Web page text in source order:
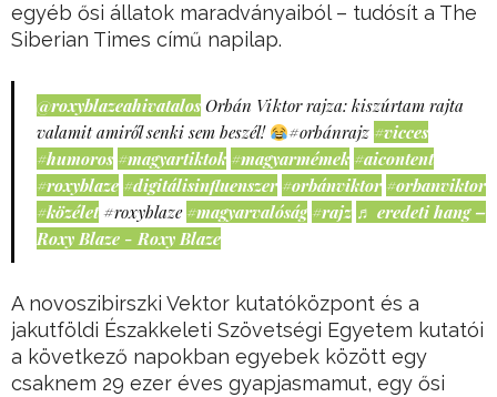
egyéb ősi állatok maradványaiból – tudósít a The
Siberian Times című napilap.
@roxyblazeahivatalos Orbán Viktor rajza: kiszúrtam rajta
valamit amiről senki sem beszél!
#orbánrajz #vicces
#humoros #magyartiktok #magyarmémek #aicontent
#roxyblaze #digitálisinfluenszer #orbánviktor #orbanviktor
#közélet #roxyblaze #magyarvalóság #rajz ♬ eredeti hang –
Roxy Blaze - Roxy Blaze
A novoszibirszki Vektor kutatóközpont és a
jakutföldi Északkeleti Szövetségi Egyetem kutatói
a következő napokban egyebek között egy
csaknem 29 ezer éves gyapjasmamut, egy ősi